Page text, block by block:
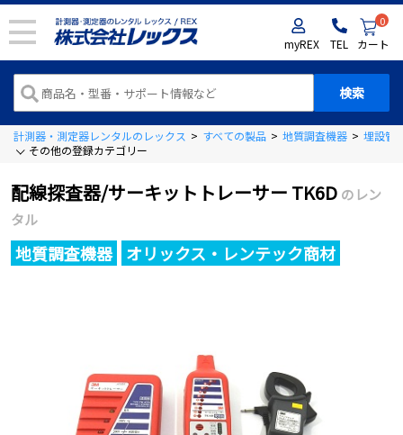
myREX TEL
0
カート
計測器・測定器レンタルのレックス > すべての製品 > 地質調査機器 > 埋設管
その他の登録カテゴリー
配線探査器/サーキットトレーサー TK6D のレン
タル
地質調査機器 オリックス・レンテック商材